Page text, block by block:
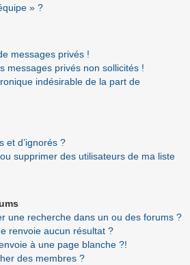
» ?
messages privés !
messages privés non sollicités !
indésirable de la part de
et d’ignorés ?
supprimer des utilisateurs de ma liste
une recherche dans un ou des forums ?
renvoie aucun résultat ?
à une page blanche ?!
des membres ?